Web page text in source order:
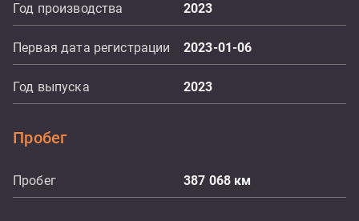
Год производства 2023
Первая дата регистрации 2023-01-06
Год выпуска 2023
Пробег
Пробег 387 068 км